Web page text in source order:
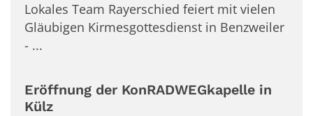
Lokales Team Rayerschied feiert mit vielen
Gläubigen Kirmesgottesdienst in Benzweiler
- ...
Eröffnung der KonRADWEGkapelle in
Külz